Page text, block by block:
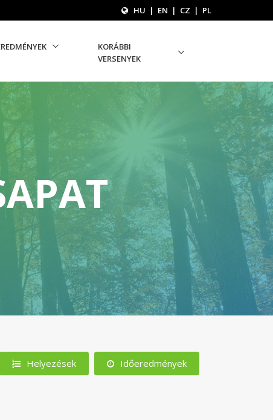
HU | EN | CZ | PL
KORÁBBI
VERSENYEK
Helyezések Időeredmények